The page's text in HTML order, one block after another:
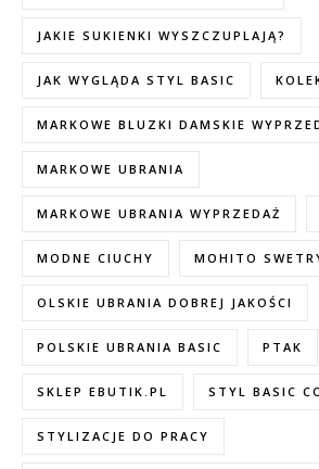
JAKIE SUKIENKI WYSZCZUPLAJĄ?
JAK WYGLĄDA STYL BASIC
MARKOWE BLUZKI DAMSKIE
MARKOWE UBRANIA
MARKOWE UBRANIA WYPRZEDAŻ
MODNE CIUCHY MOHITO
OLSKIE UBRANIA DOBREJ JAKOŚCI
POLSKIE UBRANIA BASIC PTAK
SKLEP EBUTIK.PL STYL BASIC
STYLIZACJE DO PRACY